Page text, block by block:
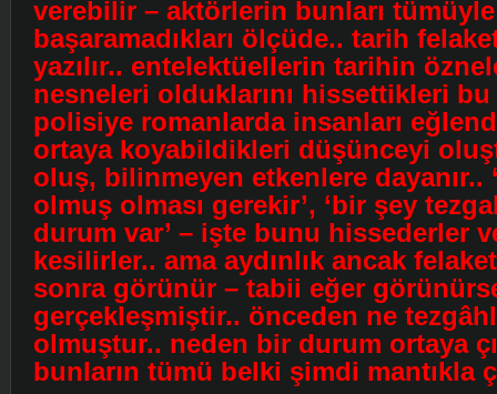
verebilir – aktörlerin bunları
başaramadıkları ölçüde.. tarih
yazılır.. entelektüellerin tarihin
nesneleri olduklarını hissettikleri
polisiye romanlarda insanları
ortaya koyabildikleri düşünceyi
oluş, bilinmeyen etkenlere dayanır..
olmuş olması gerekir’, ‘bir şey
durum var’ – işte bunu hissederler
kesilirler.. ama aydınlık ancak
sonra görünür – tabii eğer
gerçekleşmiştir.. önceden ne
olmuştur.. neden bir durum ortaya
bunların tümü belki şimdi mantıkla